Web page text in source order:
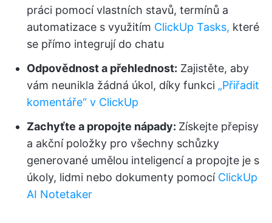
práci pomocí vlastních stavů, termínů a
automatizace s využitím ClickUp Tasks, které
se přímo integrují do chatu
Odpovědnost a přehlednost: Zajistěte, aby
vám neunikla žádná úkol, díky funkci „Přiřadit
komentáře“ v ClickUp
Zachyťte a propojte nápady: Získejte přepisy
a akční položky pro všechny schůzky
generované umělou inteligencí a propojte je s
úkoly, lidmi nebo dokumenty pomocí ClickUp
AI Notetaker